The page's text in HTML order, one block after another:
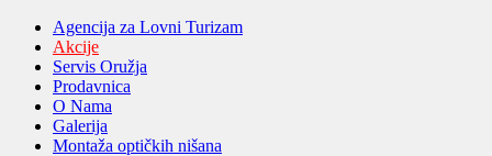
Agencija za Lovni Turizam
Akcije
Servis Oružja
Prodavnica
O Nama
Galerija
Montaža optičkih nišana